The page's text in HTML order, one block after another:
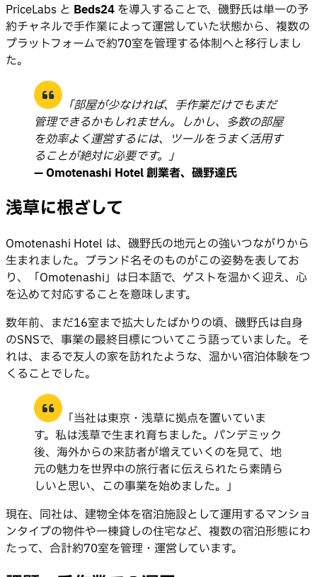
PriceLabs と Beds24 を導入することで、磯野氏は単一の予
約チャネルで手作業によって運営していた状態から、複数の
プラットフォームで約70室を管理する体制へと移行しまし
た。
「部屋が少なければ、手作業だけでもまだ
管理できるかもしれません。しかし、多数の部屋
を効率よく運営するには、ツールをうまく活用す
ることが絶対に必要です。」
— Omotenashi Hotel 創業者、磯野達氏
浅草に根ざして
Omotenashi Hotel は、磯野氏の地元との強いつながりから
生まれました。ブランド名そのものがこの姿勢を表してお
り、「Omotenashi」は日本語で、ゲストを温かく迎え、心
を込めて対応することを意味します。
数年前、まだ16室まで拡大したばかりの頃、磯野氏は自身
のSNSで、事業の最終目標についてこう語っていました。そ
れは、まるで友人の家を訪れたような、温かい宿泊体験をつ
くることでした。
「当社は東京・浅草に拠点を置いていま
す。私は浅草で生まれ育ちました。パンデミック
後、海外からの来訪者が増えていくのを見て、地
元の魅力を世界中の旅行者に伝えられたら素晴ら
しいと思い、この事業を始めました。」
現在、同社は、建物全体を宿泊施設として運用するマンショ
ンタイプの物件や一棟貸しの住宅など、複数の宿泊形態にわ
たって、合計約70室を管理・運営しています。